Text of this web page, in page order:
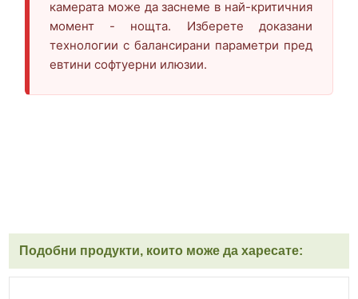
камерата може да заснеме в най-критичния
момент - нощта. Изберете доказани
технологии с балансирани параметри пред
евтини софтуерни илюзии.
Подобни продукти, които може да харесате: